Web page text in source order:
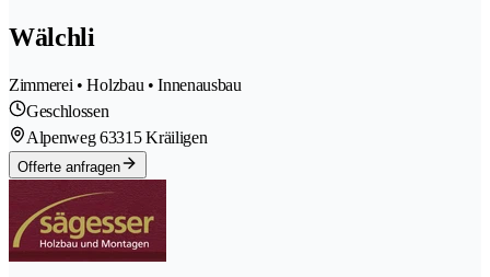
Wälchli
Zimmerei • Holzbau • Innenausbau
Geschlossen
Alpenweg 63315 Kräiligen
Offerte anfragen